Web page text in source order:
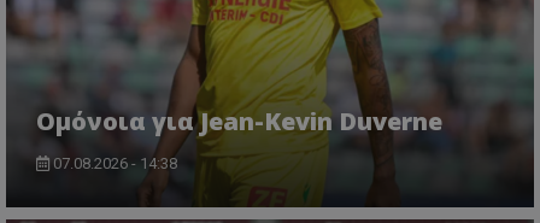
Ομόνοια για Jean-Kevin Duverne
07.08.2026 - 14:38